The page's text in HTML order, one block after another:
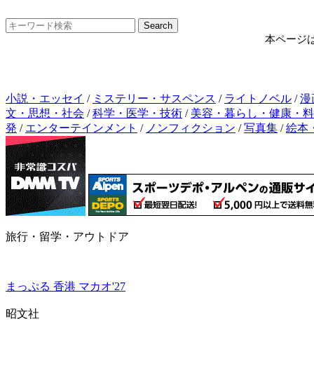
本ページ
小説・エッセイ / ミステリー・サスペンス / ライトノベル /漫
文・思想・社会 /科学・医学・技術 / 美容・暮らし・健康・
発 / エンターテインメント / ノンフィクション /写真集 /絵本
旅行・留学・アウトドア
まっぷる 香港 マカオ'27
昭文社